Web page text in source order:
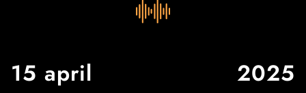
15 april 2025